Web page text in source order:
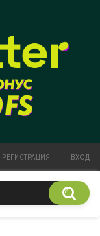
РЕГИСТРАЦИЯ ВХОД